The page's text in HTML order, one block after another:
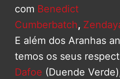
com Benedict
Cumberbatch,
E além dos Aranhas
temos os seus
Dafoe (Duende